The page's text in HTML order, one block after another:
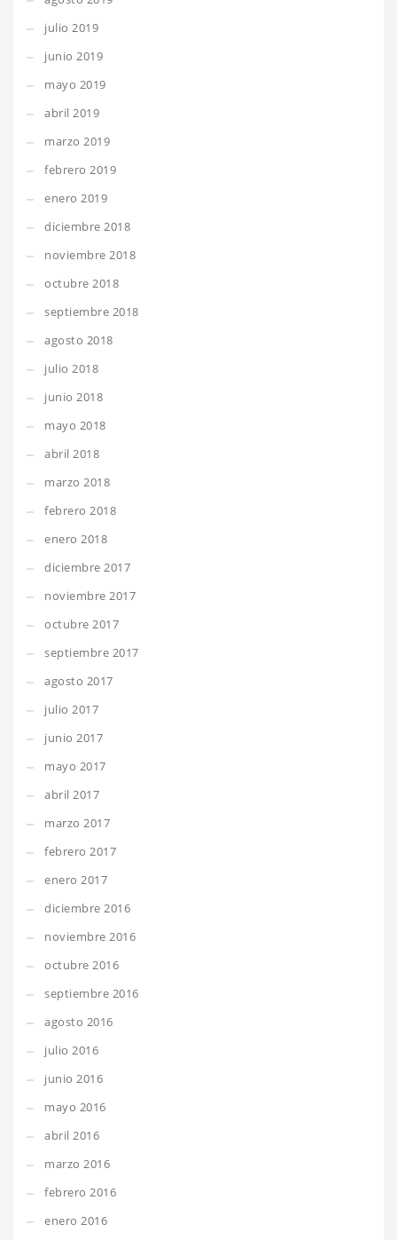
julio 2019
junio 2019
mayo 2019
abril 2019
marzo 2019
febrero 2019
enero 2019
diciembre 2018
noviembre 2018
octubre 2018
septiembre 2018
agosto 2018
julio 2018
junio 2018
mayo 2018
abril 2018
marzo 2018
febrero 2018
enero 2018
diciembre 2017
noviembre 2017
octubre 2017
septiembre 2017
agosto 2017
julio 2017
junio 2017
mayo 2017
abril 2017
marzo 2017
febrero 2017
enero 2017
diciembre 2016
noviembre 2016
octubre 2016
septiembre 2016
agosto 2016
julio 2016
junio 2016
mayo 2016
abril 2016
marzo 2016
febrero 2016
enero 2016